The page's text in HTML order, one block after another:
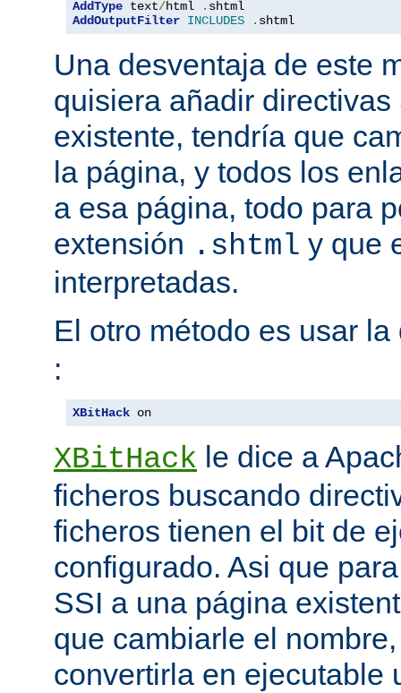
AddType text/html .
AddOutputFilter INCLUDES . shtml
Una desventaja de este
quisiera añadir
existente, tendría que
la página, y todos los
a esa página, todo para
extensión .shtml y que
interpretadas.
El otro método es usar
:
XBitHack on
XBitHack le dice a
ficheros buscando
ficheros tienen el bit de
configurado. Asi que
SSI a una página
que cambiarle el
convertirla en ejecutable